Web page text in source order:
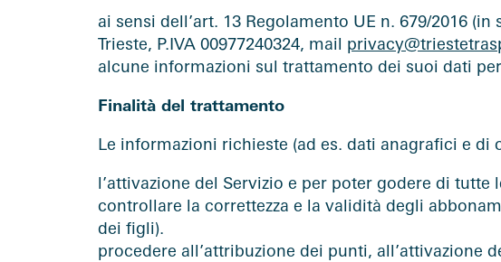
ai sensi dell’art. 13 Regolamento UE n. 679/2016
Trieste, P.IVA 00977240324, mail
alcune informazioni sul trattamento dei suoi dati
Finalità del trattamento
Le informazioni richieste (ad es. dati anagrafici e
l’attivazione del Servizio e per poter godere di
controllare la correttezza e la validità degli
dei figli).
procedere all’attribuzione dei punti,